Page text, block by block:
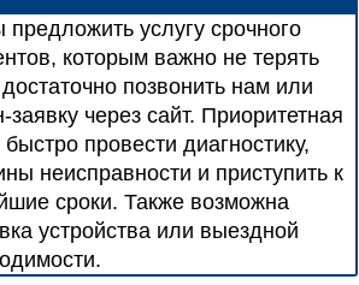
услугу срочного
которым важно не терять
позвонить нам или
заявку через сайт. Приоритетная
провести диагностику,
неисправности и приступить к
сроки. Также возможна
устройства или выездной